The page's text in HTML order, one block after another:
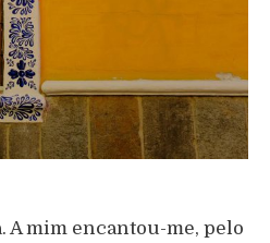
A mim encantou-me, pelo